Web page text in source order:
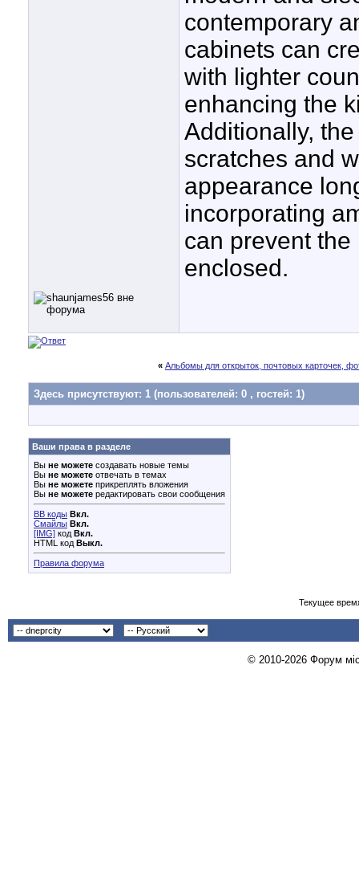
contemporary
cabinets can
with lighter
enhancing the
Additionally,
scratches and
appearance
incorporating
can prevent
enclosed.
« Альбомы для открыток, почтовых карточек,
Здесь присутствуют: 1 (пользователей: 0 , гостей: 1)
Ваши права в разделе
Вы не можете создавать новые темы
Вы не можете отвечать в темах
Вы не можете прикреплять вложения
Вы не можете редактировать свои сообщения
BB коды Вкл.
Смайлы Вкл.
[IMG] код Вкл.
HTML код Выкл.
Правила форума
Текущее
© 2010-2026 Форум